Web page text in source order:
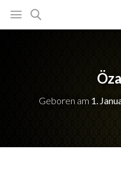
Geboren am 1.